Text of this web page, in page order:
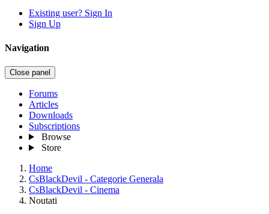
Existing user? Sign In
Sign Up
Navigation
Close panel
Forums
Articles
Downloads
Subscriptions
Browse
Store
Home
CsBlackDevil - Categorie Generala
CsBlackDevil - Cinema
Noutati